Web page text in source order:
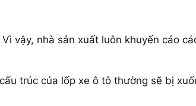
vậy, nhà sản xuất luôn khuyến cáo
trúc của lốp xe ô tô thường sẽ bị